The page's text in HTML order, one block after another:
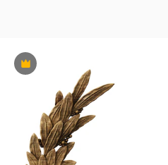
Премиум